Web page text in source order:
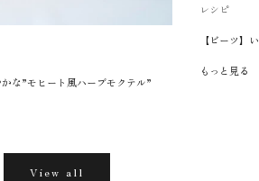
な”モヒート風ハーブモクテル”
レシピ
【ビーツ】
もっと見る
View all